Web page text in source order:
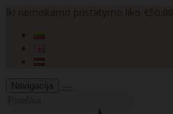
Navigacija